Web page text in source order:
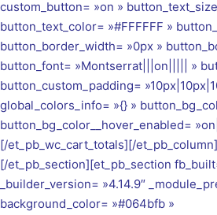
custom_button= »on »
button_text_color= »#FFFFFF »
button_border_width= »0px »
button_font= »Montserrat|||on||||| »
button_custom_padding=
global_colors_info= »{} »
button_bg_color__hover_enabled=
[/et_pb_wc_cart_totals][/
[/et_pb_section][et_pb_section
_builder_version= »4.14.9″
background_color= »#064bfb »